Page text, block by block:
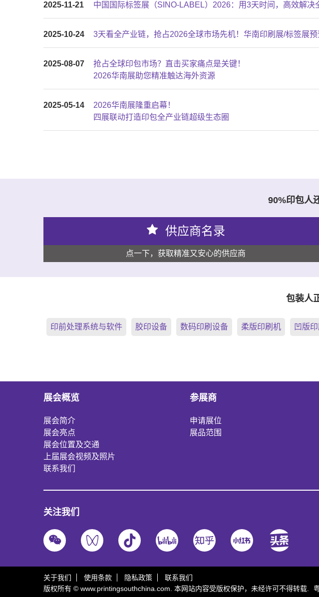
2025-11-21 中国国际标签展（SINO-LABEL）2026：用3天时间，高效解决
2025-10-24 3天看全产业链，抢占2026全球市场先机！华南印刷展/标签展预
2025-08-07
抢占全球印包市场？直击买家痛点是关键！
2026华南展助您精准触达海外资源
2025-05-14
2026华南展隆重启幕！
四展联动打造印包全产业链超级生态圈
90%印包人
供应商名录
点一下，获取精准又安心的供应商
包装人
印前处理系统与软件 胶印设备 数码印刷设备 柔版印刷机 凹版
展会概览
展会简介
展会亮点
展会位置及交通
上届展会视频及照片
联系我们
参展商
申请展位
展品范围
关注我们
关于我们 使用条款 隐私政策
联系我们
版权所有 © www.printingsouthchina.com. 本网站内容受版权保护，未经许可不得转载.